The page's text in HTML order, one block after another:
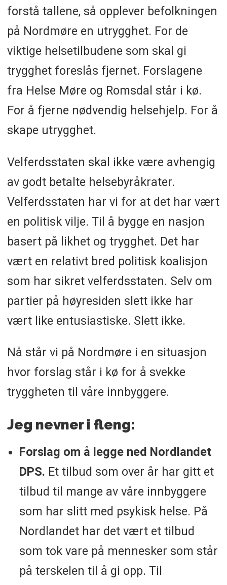
forstå tallene, så opplever befolkningen
på Nordmøre en utrygghet. For de
viktige helsetilbudene som skal gi
trygghet foreslås fjernet. Forslagene
fra Helse Møre og Romsdal står i kø.
For å fjerne nødvendig helsehjelp. For å
skape utrygghet.
Velferdsstaten skal ikke være avhengig
av godt betalte helsebyråkrater.
Velferdsstaten har vi for at det har vært
en politisk vilje. Til å bygge en nasjon
basert på likhet og trygghet. Det har
vært en relativt bred politisk koalisjon
som har sikret velferdsstaten. Selv om
partier på høyresiden slett ikke har
vært like entusiastiske. Slett ikke.
Nå står vi på Nordmøre i en situasjon
hvor forslag står i kø for å svekke
tryggheten til våre innbyggere.
Jeg nevner i fleng:
Forslag om å legge ned Nordlandet
DPS. Et tilbud som over år har gitt et
tilbud til mange av våre innbyggere
som har slitt med psykisk helse. På
Nordlandet har det vært et tilbud
som tok vare på mennesker som står
på terskelen til å gi opp. Til